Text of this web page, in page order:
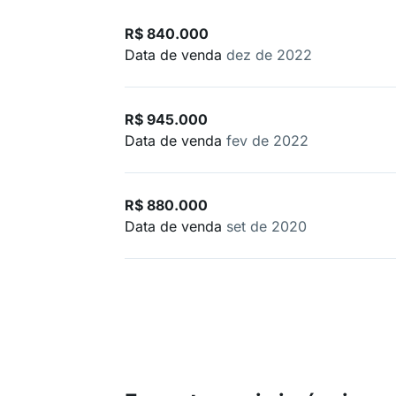
R$ 840.000
Data de venda dez de 2022
R$ 945.000
Data de venda fev de 2022
R$ 880.000
Data de venda set de 2020